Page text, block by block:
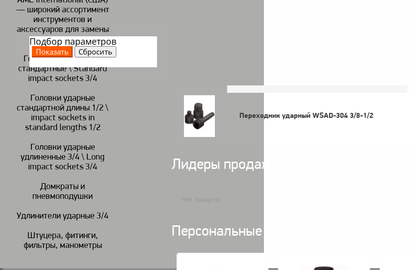
— широкий ассортимент
инструментов и
аксессуаров для замены
шин
Головки ударные 3/4
стандартные \ Standard
impact sockets 3/4
Головки ударные
стандартной длины 1/2 \
impact sockets in
standard lengths 1/2
Головки ударные
удлиненные 3/4 \ Long
impact sockets 3/4
Домкраты и
пневмоподушки
Удлинители ударные 3/4
Штуцера, фитинги,
фильтры, манометры
Переходник ударный WSAD-304 3/8-1/2
Лидеры продаж:
Персональные рекомендации:
Подбор параметров